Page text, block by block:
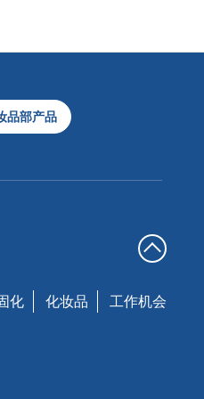
品部产品
化 化妆品 工作机会